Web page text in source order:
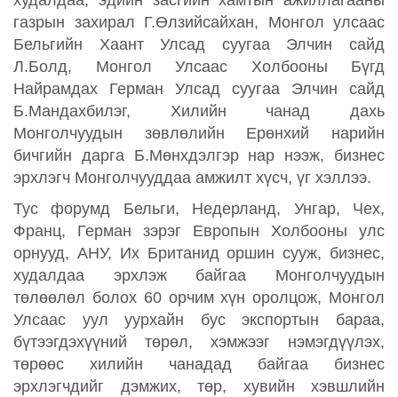
газрын захирал Г.Өлзийсайхан,
Монгол улсаас
Бельгийн Хаант Улсад суугаа Элчин сайд
Л.Болд, Монгол Улсаас Холбооны Бүгд
Найрамдах Герман Улсад суугаа Элчин сайд
Б.Мандахбилэг, Хилийн чанад дахь
Монголчуудын зөвлөлийн Ерөнхий нарийн
бичгийн дарга Б.Мөнхдэлгэрнар нээж, бизнес
эрхлэгч Монголчууддаа амжилт хүсч, үг хэллээ.
Тус форумд Бельги, Недерланд, Унгар, Чех,
Франц, Герман зэрэг
Европын Холбооны улс
орнууд, АНУ, Их Британид оршин сууж, бизнес,
худалдаа эрхлэж байгаа Монголчуудын
төлөөлөл болох 60 орчим хүн оролцож, Монгол
Улсаас уул уурхайн бус экспортын бараа,
бүтээгдэхүүний төрөл, хэмжээг нэмэгдүүлэх,
төрөөс хилийн чанадад байгаа бизнес
эрхлэгчдийг дэмжих, төр, хувийн хэвшлийн